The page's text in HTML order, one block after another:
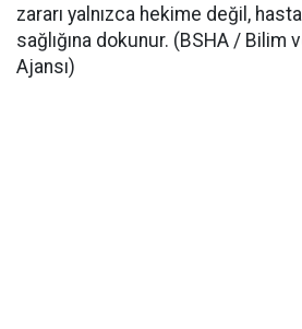
zararı yalnızca hekime değil,
sağlığına dokunur. (BSHA / Bilim
Ajansı)